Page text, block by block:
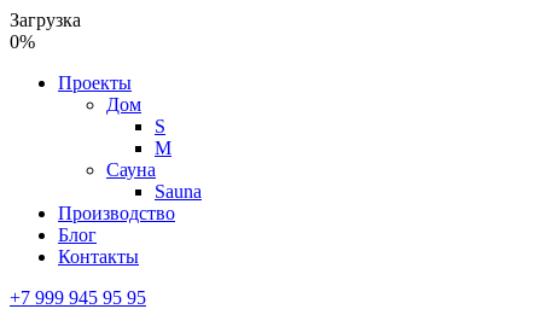
Загрузка
0%
Проекты
Дом
S
M
Сауна
Sauna
Производство
Блог
Контакты
+7 999 945 95 95